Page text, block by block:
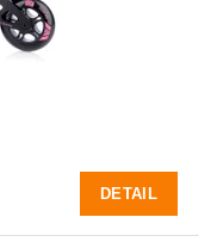
DETAIL